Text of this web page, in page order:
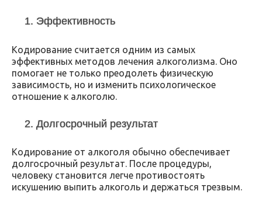
1. Эффективность
Кодирование считается одним из самых
эффективных методов лечения алкоголизма. Оно
помогает не только преодолеть физическую
зависимость, но и изменить психологическое
отношение к алкоголю.
2. Долгосрочный результат
Кодирование от алкоголя обычно обеспечивает
долгосрочный результат. После процедуры,
человеку становится легче противостоять
искушению выпить алкоголь и держаться трезвым.